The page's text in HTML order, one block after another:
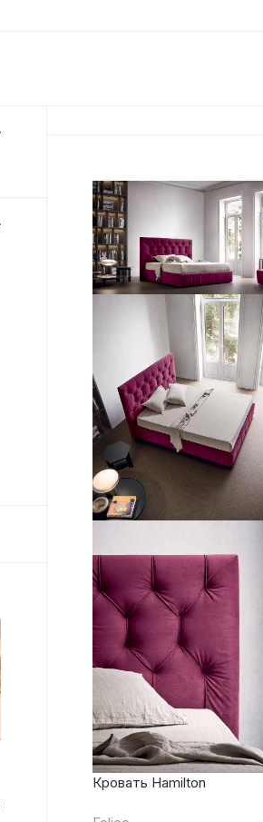
Кровать Hamilton